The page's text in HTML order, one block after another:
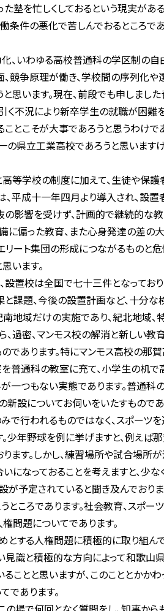
塾を忙しくしておるという現実があ
条件の悪化で苦しんでおるところ
、いわゆる高校普通科の学区制の
、競争原理が働き、学校間の序列
思います。現在、前段でも申しま
く不況により新卒学生の就職が困
とこそが大事であろうと思うわけ
県立工業高校であろうと思います
等学校の制度に加えて、生徒や保
平成十一年四月より導入され、設
影響を受けず、計画的で継続的な
偏った教育、また心身発達の差の
リート集団の形成につながるもの
います。
置校は全国で七十三件となってお
課題、今後の設置計画など、十分な
地域だけの実施であり、紀北地域
過密、マンモス校の解消と新しい
であります。特にマンモス高校の
普通科の教室に充て、小学生の机
一つもない実態であります。普通
設についてお伺いをいたすものであ
で行われるものではなく、スポーツ
少年野球を例に挙げますと、例え
ます。しかし、練習場所や試合場所
になっておることを考えますと、
予定されていると聞き及んでおり
ところであります。社会教育、スポ
問題についてであります。
する人権問題に積極的に取り組ん
識と積極的な方向によって和歌山
ことと思いますが、このこととかか
であります。